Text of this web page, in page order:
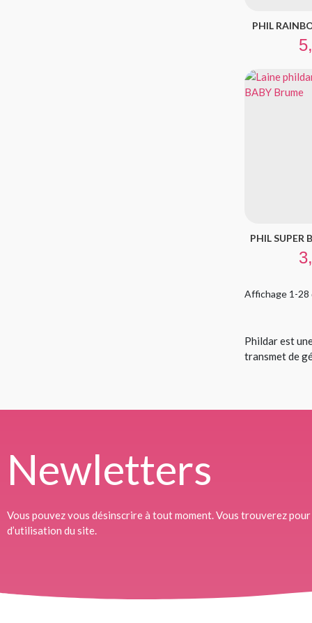
Phildar est
transmet de
PHIL
PHIL SUPER
Affichage 1-28
Newletters
Vous pouvez vous désinscrire à tout moment. Vous trouverez
d’utilisation du site.